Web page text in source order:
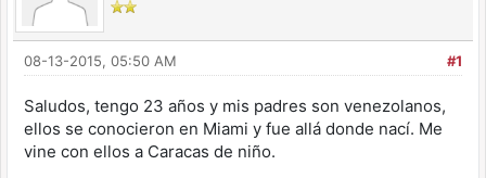
#1
08-13-2015, 05:50 AM
Saludos, tengo 23 años y mis padres son venezolanos,
ellos se conocieron en Miami y fue allá donde nací. Me
vine con ellos a Caracas de niño.